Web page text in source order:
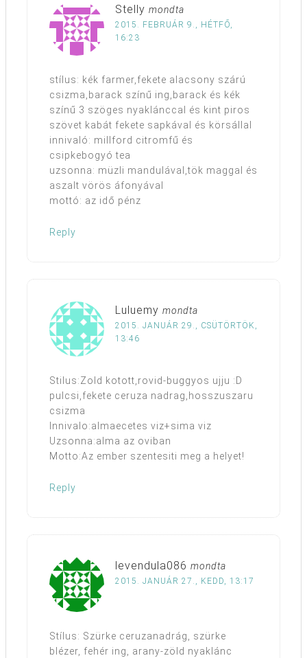
Stelly mondta
2015. FEBRUÁR 9., HÉTFŐ,
16:23
stílus: kék farmer,fekete alacsony szárú
csizma,barack színű ing,barack és kék
színű 3 szöges nyaklánccal és kint piros
szövet kabát fekete sapkával és körsállal
innivaló: millford citromfű és
csipkebogyó tea
uzsonna: müzli mandulával,tök maggal és
aszalt vörös áfonyával
mottó: az idő pénz
Reply
Luluemy mondta
2015. JANUÁR 29., CSÜTÖRTÖK,
13:46
Stilus:Zold kotott,rovid-buggyos ujju :D
pulcsi,fekete ceruza nadrag,hosszuszaru
csizma
Innivalo:almaecetes viz+sima viz
Uzsonna:alma az oviban
Motto:Az ember szentesiti meg a helyet!
Reply
levendula086 mondta
2015. JANUÁR 27., KEDD, 13:17
Stílus: Szürke ceruzanadrág, szürke
blézer, fehér ing, arany-zöld nyaklánc